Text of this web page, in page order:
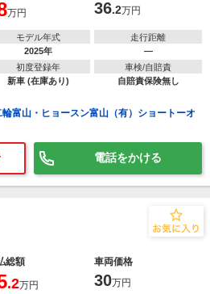
万円 36.2万円
モデル年式
2025年
走行距離
―
初度登録年
新車 (在庫あり)
車検/自賠責
自賠責保険無し
富山・ヒョースン富山（有）ショートーオ
電話をかける
総額 車両価格
.2万円 30万円